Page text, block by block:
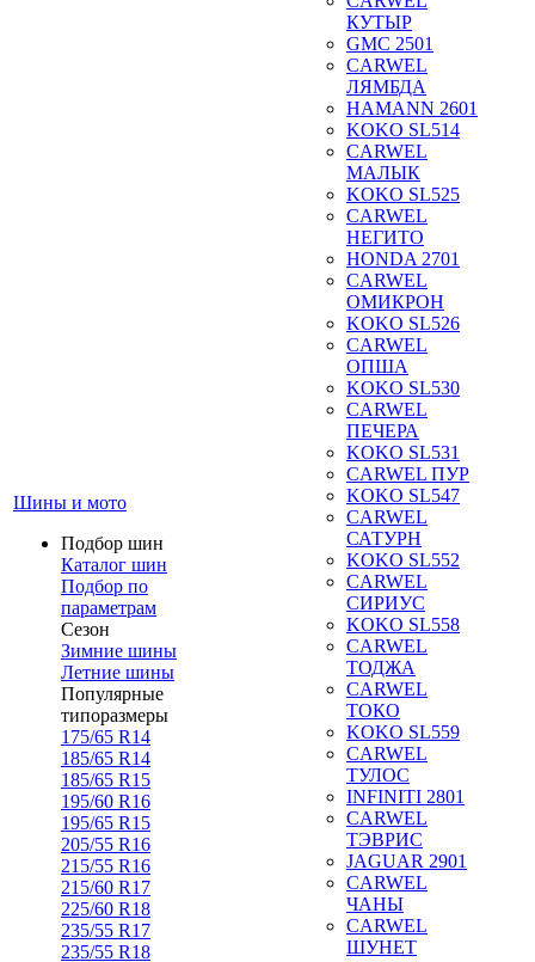
Шины и мото
Подбор шин
Каталог шин
Подбор по
параметрам
Сезон
Зимние шины
Летние шины
Популярные
типоразмеры
175/65 R14
185/65 R14
185/65 R15
195/60 R16
195/65 R15
205/55 R16
215/55 R16
215/60 R17
225/60 R18
235/55 R17
235/55 R18
КУТЫР
GMC 2501
CARWEL
ЛЯМБДА
HAMANN 2601
KOKO SL514
CARWEL
МАЛЫК
KOKO SL525
CARWEL
НЕГИТО
HONDA 2701
CARWEL
ОМИКРОН
KOKO SL526
CARWEL
ОПША
KOKO SL530
CARWEL
ПЕЧЕРА
KOKO SL531
CARWEL ПУР
KOKO SL547
CARWEL
САТУРН
KOKO SL552
CARWEL
СИРИУС
KOKO SL558
CARWEL
ТОДЖА
CARWEL
ТОКО
KOKO SL559
CARWEL
ТУЛОС
INFINITI 2801
CARWEL
ТЭВРИС
JAGUAR 2901
CARWEL
ЧАНЫ
CARWEL
ШУНЕТ